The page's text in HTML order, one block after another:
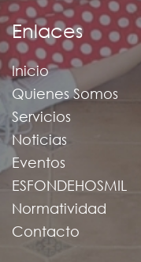
Enlaces
Inicio
Quienes Somos
Servicios
Noticias
Eventos
ESFONDEHOSMIL
Normatividad
Contacto